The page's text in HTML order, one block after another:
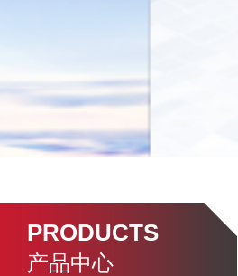
PRODUCTS
产品中心